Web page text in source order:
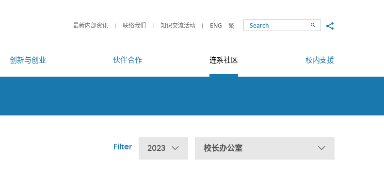
最新内部资讯 联络我们 知识交流活动 ENG 繁 SearchShare to
创新与创业 伙伴合作 连系社区 校内支援
Filter 2023 校长办公室